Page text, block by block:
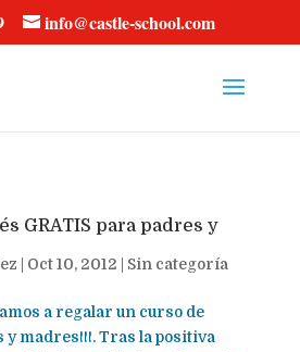
info@castle-school.com
GRATIS para padres y
Oct 10, 2012 Sin categoría
a regalar un curso de
y madres!!!. Tras la positiva